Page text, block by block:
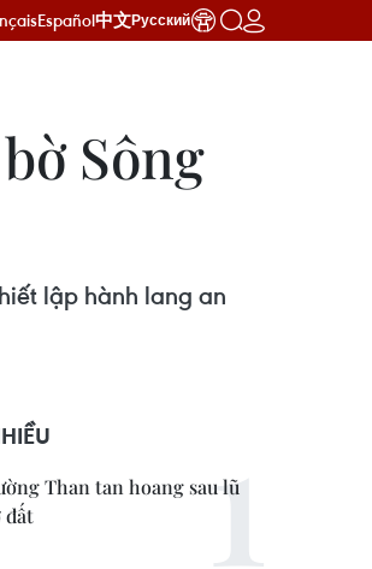
Español中文Русский
Sông
lập hành lang an
Than tan hoang sau lũ
đất